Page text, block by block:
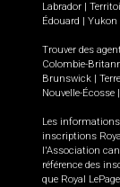
Labrador
Édouard
Yukon
Trouver des
Colombie-
Brunswick
Nouvelle-Écosse
Les
inscriptions
l'Association
référence des
que Royal